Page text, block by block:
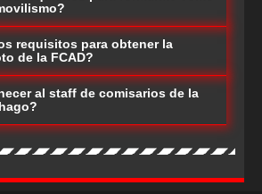
requisitos para obtener la
de la FCAD?
al staff de comisarios de la